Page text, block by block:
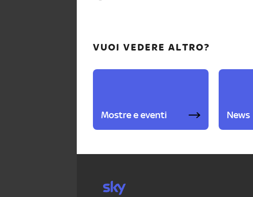
VUOI VEDERE ALTRO?
Mostre e eventi News